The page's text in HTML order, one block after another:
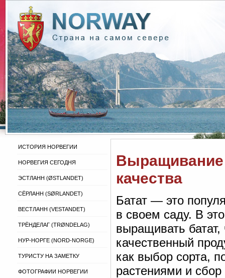
ИСТОРИЯ НОРВЕГИИ
НОРВЕГИЯ СЕГОДНЯ
ЭСТЛАНН (ØSTLANDET)
СЁРЛАНН (SØRLANDET)
ВЕСТЛАНН (VESTANDET)
ТРЁНДЕЛАГ (TRØNDELAG)
НУР-НОРГЕ (NORD-NORGE)
ТУРИСТУ НА ЗАМЕТКУ
ФОТОГРАФИИ НОРВЕГИИ
Выращивание
качества
Батат — это
в своем саду. В
выращивать
качественный
как выбор сорта,
растениями и